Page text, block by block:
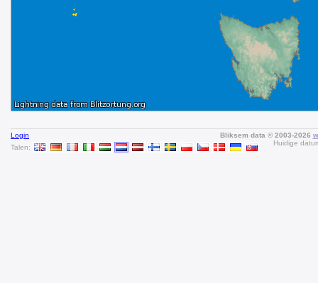
Login
Talen:
Bliksem data © 2003-2026
Huidige